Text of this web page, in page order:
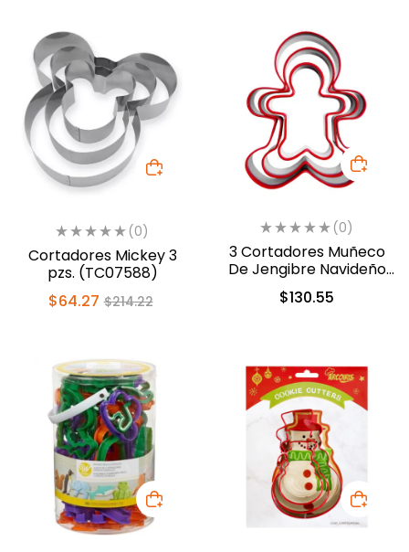
(0)
Cortadores Mickey 3
pzs. (TC07588)
$214.22
$64.27
(0)
3 Cortadores Muñeco
De Jengibre Navideño
Acero Inoxidable (180-
3020)
$130.55